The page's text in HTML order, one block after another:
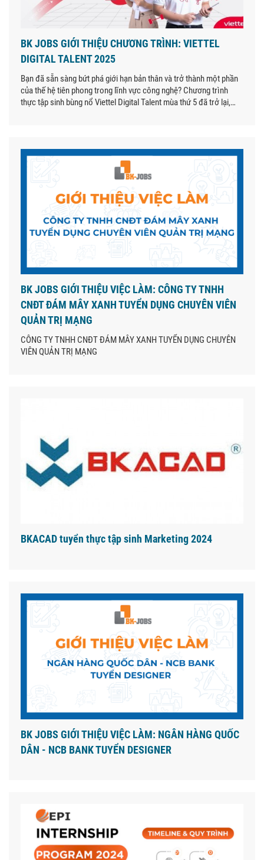
BK JOBS GIỚI THIỆU CHƯƠNG TRÌNH: VIETTEL
DIGITAL TALENT 2025
Bạn đã sẵn sàng bứt phá giới hạn bản thân và trở thành một phần
của thế hệ tiên phong trong lĩnh vực công nghệ? Chương trình
thực tập sinh bùng nổ Viettel Digital Talent mùa thứ 5 đã trở lại,
BK JOBS GIỚI THIỆU VIỆC LÀM: CÔNG TY TNHH
CNĐT ĐÁM MÂY XANH TUYỂN DỤNG CHUYÊN VIÊN
QUẢN TRỊ MẠNG
CÔNG TY TNHH CNĐT ĐÁM MÂY XANH TUYỂN DỤNG CHUYÊN
VIÊN QUẢN TRỊ MẠNG
BKACAD tuyển thực tập sinh Marketing 2024
BK JOBS GIỚI THIỆU VIỆC LÀM: NGÂN HÀNG QUỐC
DÂN - NCB BANK TUYỂN DESIGNER